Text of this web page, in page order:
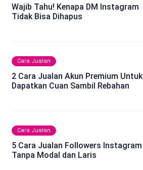
Wajib Tahu! Kenapa DM Instagram
Tidak Bisa Dihapus
Cara Jualan
2 Cara Jualan Akun Premium Untuk
Dapatkan Cuan Sambil Rebahan
Cara Jualan
5 Cara Jualan Followers Instagram
Tanpa Modal dan Laris